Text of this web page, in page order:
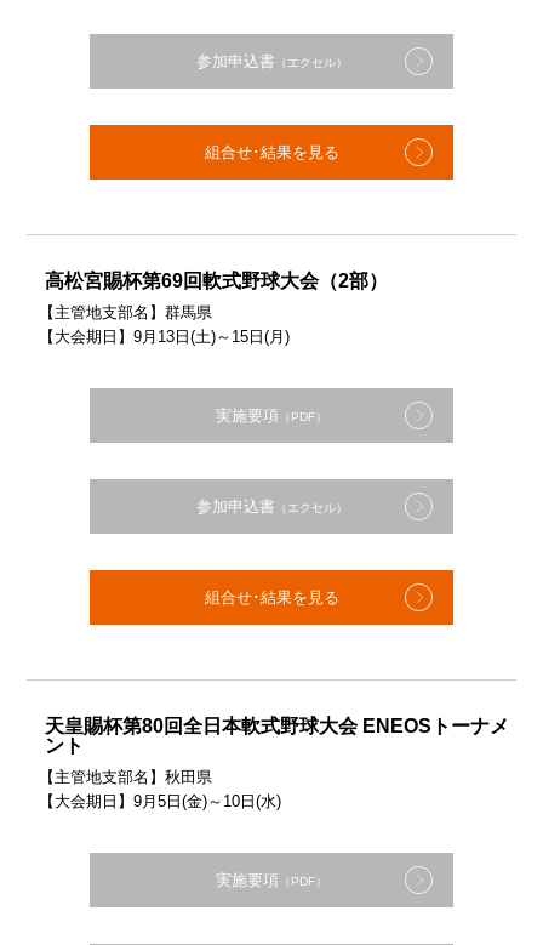
参加申込書 （エクセル）
組合せ･結果を見る
高松宮賜杯第69回軟式野球大会（2部）
【主管地支部名】群馬県
【大会期日】9月13日(土)～15日(月)
実施要項 （PDF）
参加申込書 （エクセル）
組合せ･結果を見る
天皇賜杯第80回全日本軟式野球大会 ENEOSトーナメ
ント
【主管地支部名】秋田県
【大会期日】9月5日(金)～10日(水)
実施要項 （PDF）